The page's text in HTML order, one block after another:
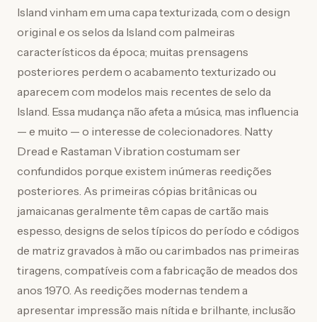
Island vinham em uma capa texturizada, com o design
original e os selos da Island com palmeiras
característicos da época; muitas prensagens
posteriores perdem o acabamento texturizado ou
aparecem com modelos mais recentes de selo da
Island. Essa mudança não afeta a música, mas influencia
— e muito — o interesse de colecionadores. Natty
Dread e Rastaman Vibration costumam ser
confundidos porque existem inúmeras reedições
posteriores. As primeiras cópias britânicas ou
jamaicanas geralmente têm capas de cartão mais
espesso, designs de selos típicos do período e códigos
de matriz gravados à mão ou carimbados nas primeiras
tiragens, compatíveis com a fabricação de meados dos
anos 1970. As reedições modernas tendem a
apresentar impressão mais nítida e brilhante, inclusão